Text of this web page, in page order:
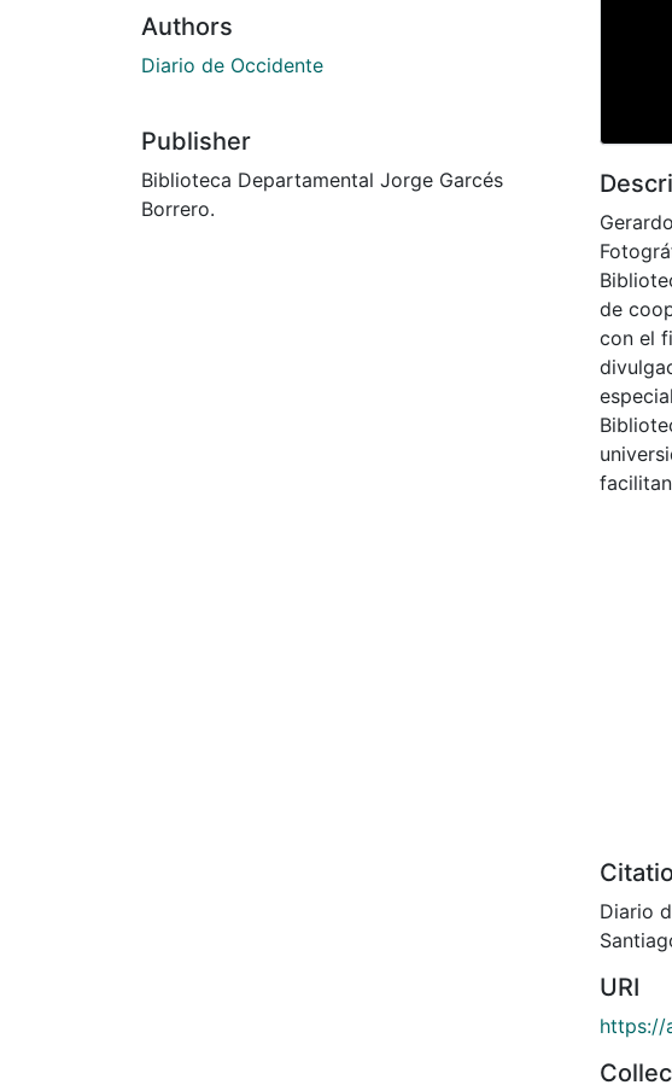
Authors
Diario de Occidente
Publisher
Biblioteca Departamental Jorge Garcés
Borrero.
de
con el
Diario
URI
https://